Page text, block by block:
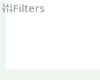
Filters